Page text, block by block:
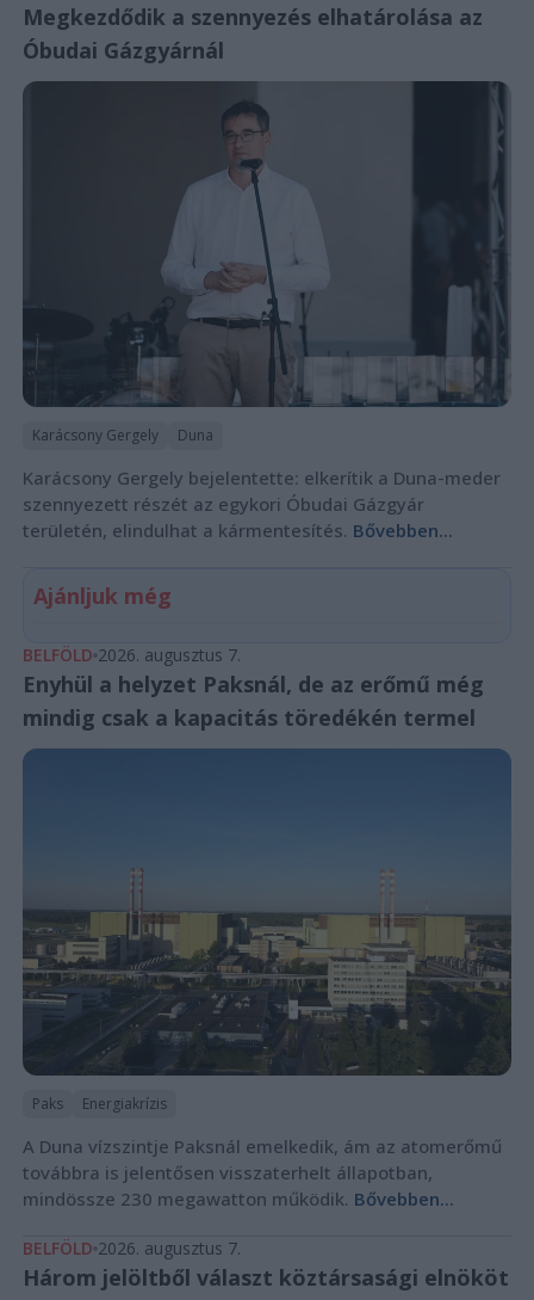
Megkezdődik a szennyezés elhatárolása az
Óbudai Gázgyárnál
Karácsony Gergely Duna
Karácsony Gergely bejelentette: elkerítik a Duna-meder
szennyezett részét az egykori Óbudai Gázgyár
területén, elindulhat a kármentesítés. Bővebben...
Ajánljuk még
BELFÖLD 2026. augusztus 7.
Enyhül a helyzet Paksnál, de az erőmű még
mindig csak a kapacitás töredékén termel
Paks Energiakrízis
A Duna vízszintje Paksnál emelkedik, ám az atomerőmű
továbbra is jelentősen visszaterhelt állapotban,
mindössze 230 megawatton működik. Bővebben...
BELFÖLD 2026. augusztus 7.
Három jelöltből választ köztársasági elnököt